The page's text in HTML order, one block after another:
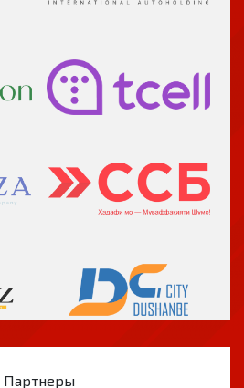
Партнеры